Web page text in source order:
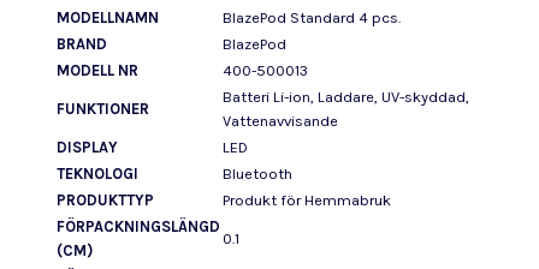
MODELLNAMN
BlazePod Standard 4 pcs.
BRAND
BlazePod
MODELL NR
400-500013
FUNKTIONER
Batteri Li-ion, Laddare, UV-skyddad,
Vattenavvisande
DISPLAY
LED
TEKNOLOGI
Bluetooth
PRODUKTTYP
Produkt för Hemmabruk
FÖRPACKNINGSLÄNGD
(CM)
0.1